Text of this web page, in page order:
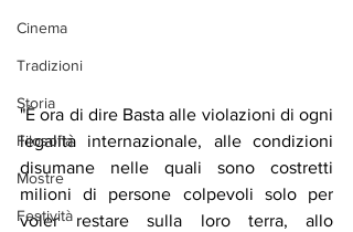
Cinema
Tradizioni
Storia
Filosofia
Mostre
Festività
"È ora di dire Basta alle violazioni di ogni
legalità internazionale, alle condizioni
disumane nelle quali sono costretti
milioni di persone colpevoli solo per
voler restare sulla loro terra, allo